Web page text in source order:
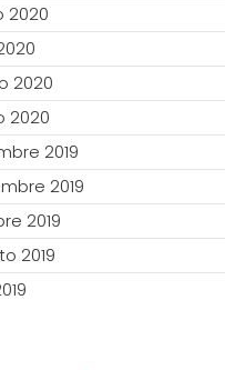
2020
2020
2020
2019
2019
2019
2019